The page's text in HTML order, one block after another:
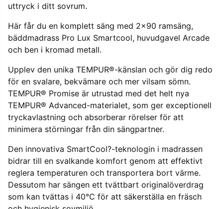
uttryck i ditt sovrum.
Här får du en komplett säng med 2x90 ramsäng,
bäddmadrass Pro Lux Smartcool, huvudgavel Arcade
och ben i kromad metall.
Upplev den unika TEMPUR®-känslan och gör dig redo
för en svalare, bekvämare och mer vilsam sömn.
TEMPUR® Promise är utrustad med det helt nya
TEMPUR® Advanced-materialet, som ger exceptionell
tryckavlastning och absorberar rörelser för att
minimera störningar från din sängpartner.
Den innovativa SmartCool?-teknologin i madrassen
bidrar till en svalkande komfort genom att effektivt
reglera temperaturen och transportera bort värme.
Dessutom har sängen ett tvättbart originalöverdrag
som kan tvättas i 40°C för att säkerställa en fräsch